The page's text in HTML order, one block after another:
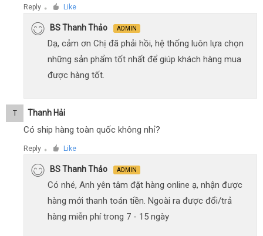
Reply ● Like
BS Thanh Thảo ADMIN
Dạ, cảm ơn Chị đã phải hồi, hệ thống luôn lựa chọn
những sản phẩm tốt nhất để giúp khách hàng mua
được hàng tốt.
T Thanh Hải
Có ship hàng toàn quốc không nhỉ?
Reply ● Like
BS Thanh Thảo ADMIN
Có nhé, Anh yên tâm đặt hàng online ạ, nhận được
hàng mới thanh toán tiền. Ngoài ra được đổi/trả
hàng miễn phí trong 7 - 15 ngày